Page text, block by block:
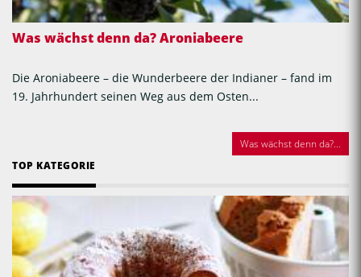
Was wächst denn da? Aroniabeere
Die Aroniabeere – die Wunderbeere der Indianer – fand im
19. Jahrhundert seinen Weg aus dem Osten...
Was wächst denn da?...
TOP KATEGORIE